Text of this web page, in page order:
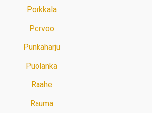
Porkkala
Porvoo
Punkaharju
Puolanka
Raahe
Rauma